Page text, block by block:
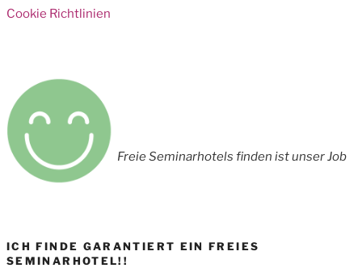
Cookie Richtlinien
Freie Seminarhotels finden ist unser Job
ICH FINDE GARANTIERT EIN FREIES
SEMINARHOTEL!!